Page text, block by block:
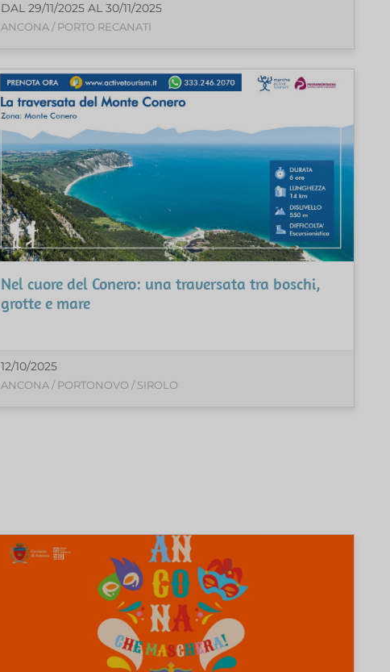
DAL 29/11/2025 AL 30/11/2025
ANCONA / PORTO RECANATI
Nel cuore del Conero: una traversata tra boschi,
grotte e mare
12/10/2025
ANCONA / PORTONOVO / SIROLO